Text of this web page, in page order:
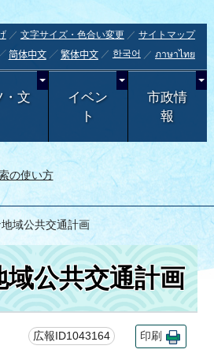
文字サイズ・色合い変更
サイトマップ
简体中文 繁体中文 한국어 ภาษาไทย
・文
イベン
ト
市政情
報
の使い方
域公共交通計画
公共交通計画
広報ID1043164 印刷